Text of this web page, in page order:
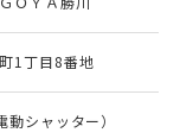
1丁目8番地
シャッター）